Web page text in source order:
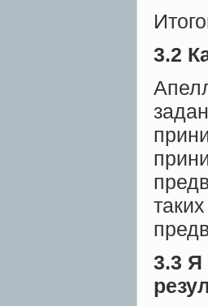
3.2
3.3 Я